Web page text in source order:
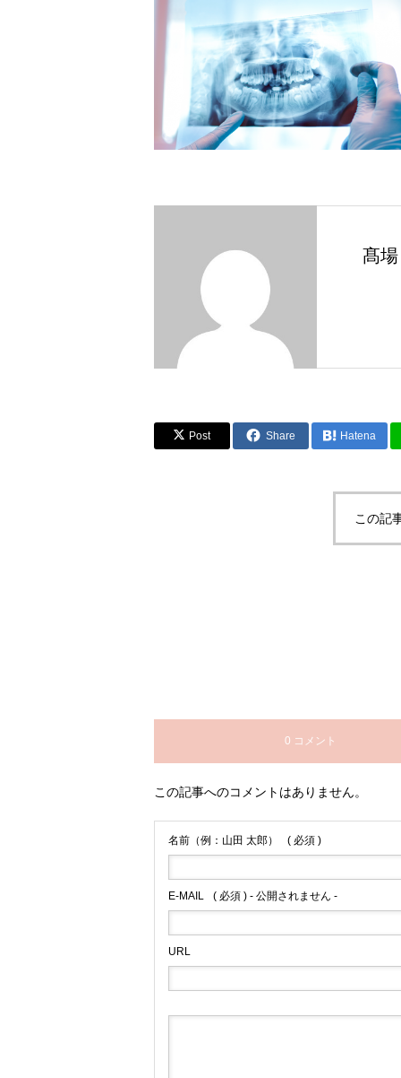
髙
Post Share Hatena
この記
0 コメント
この記事へのコメントはありません。
名前（例：山田 太郎） ( 必須 )
E-MAIL ( 必須 ) - 公開されません -
URL